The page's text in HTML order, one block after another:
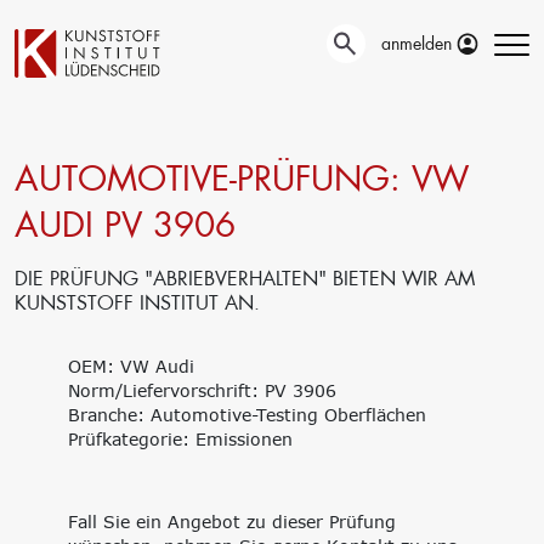
anmelden
Technische
Entwicklung
Oberflächentechnik
Neue Materialien
Anwendungstechnik
Aktuelle
Prüfung
Automotive- und
Material– &
Schadensanalyse
Recycling
Ringversuche
Aus- und
Weiterbildung
Unser Portfolio
Erstausbildung
Forschung
Projekte fördern lassen
Forschungsinfrastruktur
Precursor
AUTOMOTIVE-PRÜFUNG: VW
AUDI PV 3906
DIE PRÜFUNG "ABRIEBVERHALTEN" BIETEN WIR AM
KUNSTSTOFF INSTITUT AN.
OEM: VW Audi
Norm/Liefervorschrift: PV 3906
Branche: Automotive-Testing Oberflächen
Prüfkategorie: Emissionen
Fall Sie ein Angebot zu dieser Prüfung